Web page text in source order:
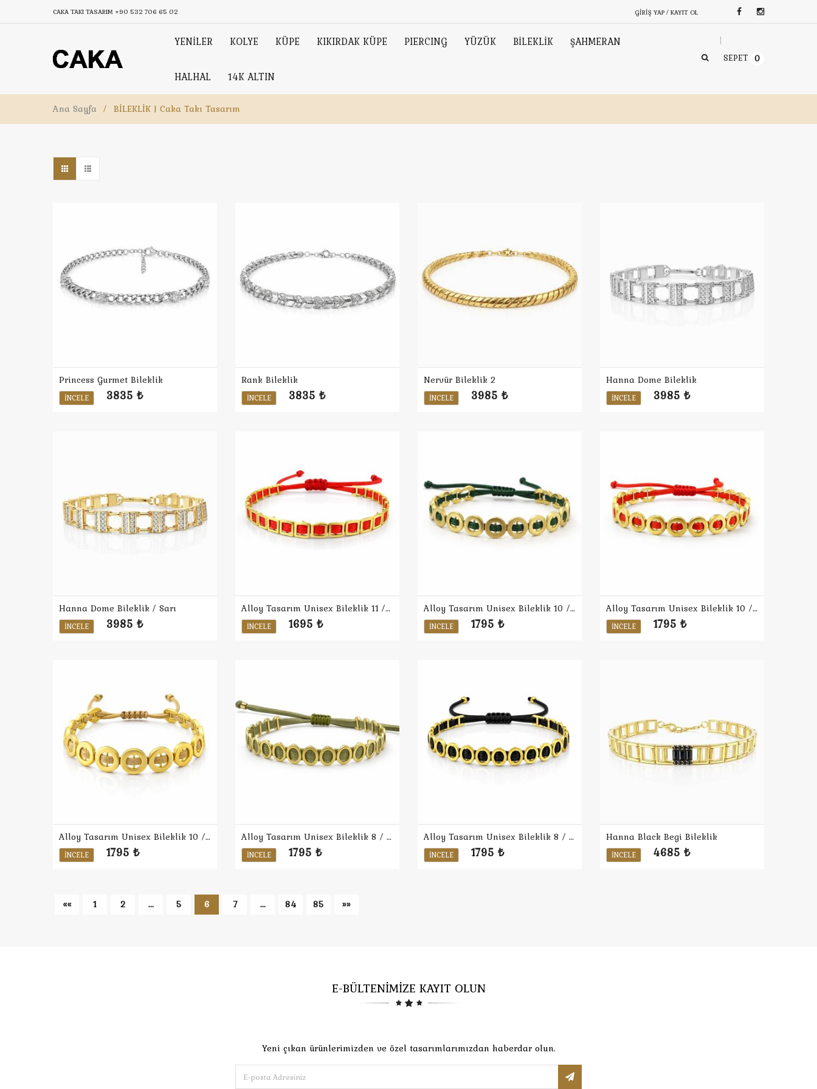
CAKA TAKI TASARIM +90 532 706 65 02 GIRIŞ YAP / KAYIT OL
YENİLER KOLYE KÜPE KIKIRDAK KÜPE PIERCING YÜZÜK BİLEKLİK ŞAHMERAN
HALHAL 14K ALTIN
SEPET 0
Ana Sayfa / BİLEKLİK | Caka Takı Tasarım
Princess Gurmet Bileklik
İNCELE 3835 ₺
Rank Bileklik
İNCELE 3835 ₺
Nervür Bileklik 2
İNCELE 3985 ₺
Hanna Dome Bileklik
İNCELE 3985 ₺
Hanna Dome Bileklik / Sarı
İNCELE 3985 ₺
Alloy Tasarım Unisex Bileklik 11 / Kırmızı
İNCELE 1695 ₺
Alloy Tasarım Unisex Bileklik 10 / Yeşil
İNCELE 1795 ₺
Alloy Tasarım Unisex Bileklik 10 / Kırmızı
İNCELE 1795 ₺
Alloy Tasarım Unisex Bileklik 10 / Ekru
İNCELE 1795 ₺
Alloy Tasarım Unisex Bileklik 8 / Oil
İNCELE 1795 ₺
Alloy Tasarım Unisex Bileklik 8 / Siyah
İNCELE 1795 ₺
Hanna Black Begi Bileklik
İNCELE 4685 ₺
«« 1 2 ... 5 6 7 ... 84 85 »»
E-BÜLTENİMİZE KAYIT OLUN
Yeni çıkan ürünlerimizden ve özel tasarımlarımızdan haberdar olun.